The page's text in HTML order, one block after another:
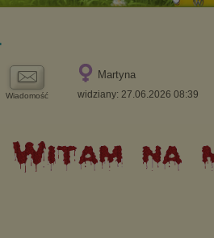
Wiadomość
Martyna
widziany: 27.06.2026 08:39